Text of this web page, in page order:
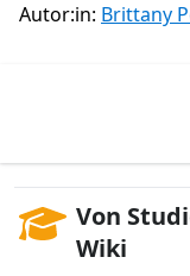
Autor:in: Brittany
Von
Wiki